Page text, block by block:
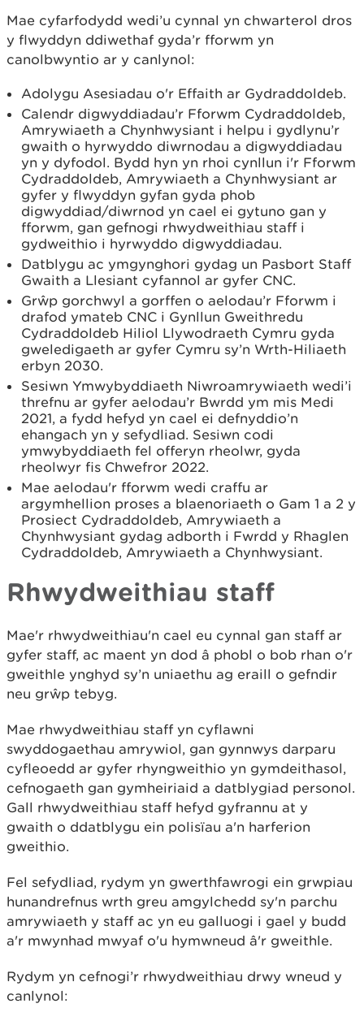
Mae cyfarfodydd wedi’u cynnal yn chwarterol dros
y flwyddyn ddiwethaf gyda’r fforwm yn
canolbwyntio ar y canlynol:
Adolygu Asesiadau o'r Effaith ar Gydraddoldeb.
Calendr digwyddiadau’r Fforwm Cydraddoldeb,
Amrywiaeth a Chynhwysiant i helpu i gydlynu’r
gwaith o hyrwyddo diwrnodau a digwyddiadau
yn y dyfodol. Bydd hyn yn rhoi cynllun i'r Fforwm
Cydraddoldeb, Amrywiaeth a Chynhwysiant ar
gyfer y flwyddyn gyfan gyda phob
digwyddiad/diwrnod yn cael ei gytuno gan y
fforwm, gan gefnogi rhwydweithiau staff i
gydweithio i hyrwyddo digwyddiadau.
Datblygu ac ymgynghori gydag un Pasbort Staff
Gwaith a Llesiant cyfannol ar gyfer CNC.
Grŵp gorchwyl a gorffen o aelodau’r Fforwm i
drafod ymateb CNC i Gynllun Gweithredu
Cydraddoldeb Hiliol Llywodraeth Cymru gyda
gweledigaeth ar gyfer Cymru sy’n Wrth-Hiliaeth
erbyn 2030.
Sesiwn Ymwybyddiaeth Niwroamrywiaeth wedi’i
threfnu ar gyfer aelodau’r Bwrdd ym mis Medi
2021, a fydd hefyd yn cael ei defnyddio’n
ehangach yn y sefydliad. Sesiwn codi
ymwybyddiaeth fel offeryn rheolwr, gyda
rheolwyr fis Chwefror 2022.
Mae aelodau'r fforwm wedi craffu ar
argymhellion proses a blaenoriaeth o Gam 1 a 2 y
Prosiect Cydraddoldeb, Amrywiaeth a
Chynhwysiant gydag adborth i Fwrdd y Rhaglen
Cydraddoldeb, Amrywiaeth a Chynhwysiant.
Rhwydweithiau staff
Mae'r rhwydweithiau'n cael eu cynnal gan staff ar
gyfer staff, ac maent yn dod â phobl o bob rhan o'r
gweithle ynghyd sy’n uniaethu ag eraill o gefndir
neu grŵp tebyg.
Mae rhwydweithiau staff yn cyflawni
swyddogaethau amrywiol, gan gynnwys darparu
cyfleoedd ar gyfer rhyngweithio yn gymdeithasol,
cefnogaeth gan gymheiriaid a datblygiad personol.
Gall rhwydweithiau staff hefyd gyfrannu at y
gwaith o ddatblygu ein polisïau a'n harferion
gweithio.
Fel sefydliad, rydym yn gwerthfawrogi ein grwpiau
hunandrefnus wrth greu amgylchedd sy'n parchu
amrywiaeth y staff ac yn eu galluogi i gael y budd
a'r mwynhad mwyaf o'u hymwneud â'r gweithle.
Rydym yn cefnogi’r rhwydweithiau drwy wneud y
canlynol: